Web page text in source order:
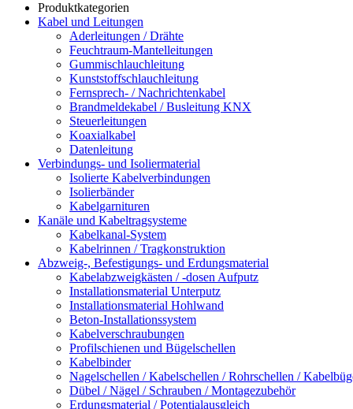
Produktkategorien
Kabel und Leitungen
Aderleitungen / Drähte
Feuchtraum-Mantelleitungen
Gummischlauchleitung
Kunststoffschlauchleitung
Fernsprech- / Nachrichtenkabel
Brandmeldekabel / Busleitung KNX
Steuerleitungen
Koaxialkabel
Datenleitung
Verbindungs- und Isoliermaterial
Isolierte Kabelverbindungen
Isolierbänder
Kabelgarnituren
Kanäle und Kabeltragsysteme
Kabelkanal-System
Kabelrinnen / Tragkonstruktion
Abzweig-, Befestigungs- und Erdungsmaterial
Kabelabzweigkästen / -dosen Aufputz
Installationsmaterial Unterputz
Installationsmaterial Hohlwand
Beton-Installationssystem
Kabelverschraubungen
Profilschienen und Bügelschellen
Kabelbinder
Nagelschellen / Kabelschellen / Rohrschellen /
Dübel / Nägel / Schrauben / Montagezubehör
Erdungsmaterial / Potentialausgleich